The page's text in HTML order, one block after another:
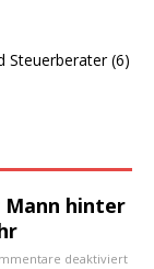
Steuerberater (6)
Mann hinter
deaktiviert